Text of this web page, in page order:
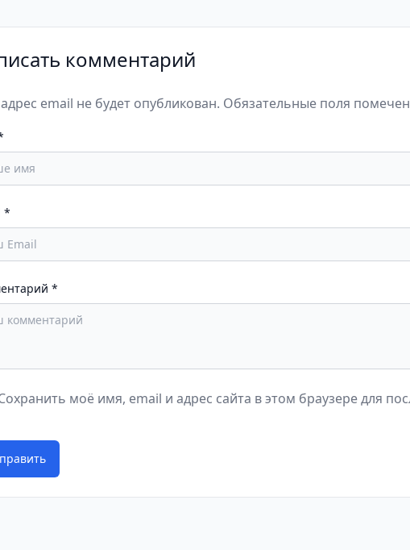
комментарий
email не будет опубликован. Обязательные поля
*
*
моё имя, email и адрес сайта в этом браузере для